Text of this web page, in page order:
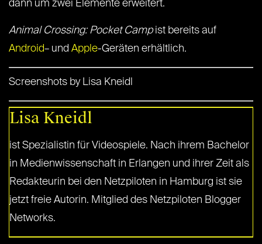
dann um zwei Elemente erweitert.
Animal Crossing: Pocket Campist bereits auf
Android– und Apple-Geräten erhältlich.
Screenshots by Lisa Kneidl
Lisa Kneidl
ist Spezialistin für Videospiele. Nach ihrem Bachelor
in Medienwissenschaft in Erlangen und ihrer Zeit als
Redakteurin bei den Netzpiloten in Hamburg ist sie
jetzt freie Autorin. Mitglied des Netzpiloten Blogger
Networks.